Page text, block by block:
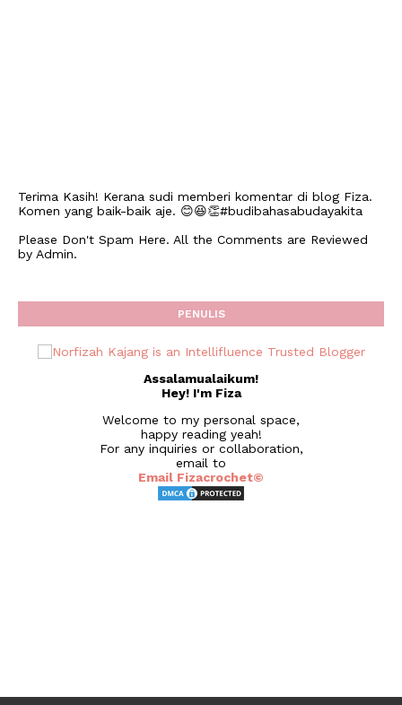
Terima Kasih! Kerana sudi memberi komentar di blog Fiza.
Komen yang baik-baik aje. 😊😆👏#budibahasabudayakita
Please Don't Spam Here. All the Comments are Reviewed
by Admin.
PENULIS
Assalamualaikum!
Hey! I'm Fiza
Welcome to my personal space,
happy reading yeah!
For any inquiries or collaboration,
email to
Email Fizacrochet©